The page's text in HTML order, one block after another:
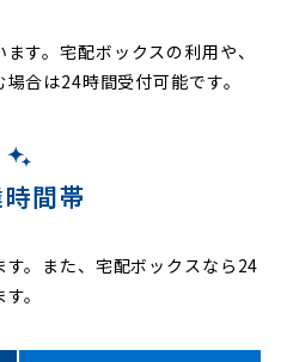
ます。宅配ボックスの利用や、
合は24時間受付可能です。
間帯
。また、宅配ボックスなら24
。